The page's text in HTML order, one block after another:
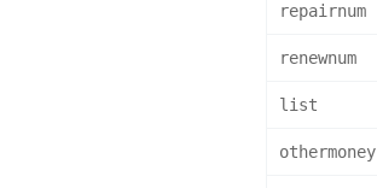
repairnum
renewnum
list
othermoney